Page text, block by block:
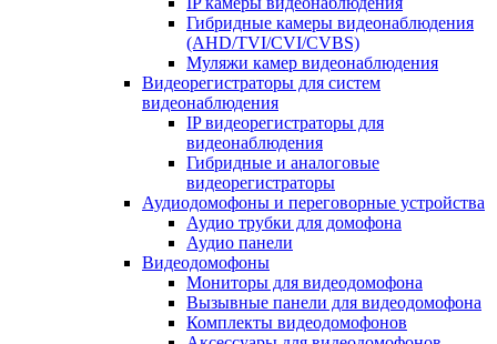
Гибридные камеры видеонаблюдения
(AHD/TVI/CVI/CVBS)
Муляжи камер видеонаблюдения
Видеорегистраторы для систем
видеонаблюдения
IP видеорегистраторы для
видеонаблюдения
Гибридные и аналоговые
видеорегистраторы
Аудиодомофоны и переговорные устройства
Аудио трубки для домофона
Аудио панели
Видеодомофоны
Мониторы для видеодомофона
Вызывные панели для видеодомофона
Комплекты видеодомофонов